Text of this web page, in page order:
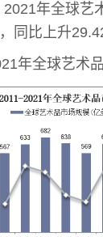
年全球艺
同比上升
年全球艺术